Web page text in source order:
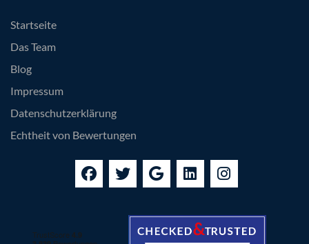
Startseite
Das Team
Blog
Impressum
Datenschutzerklärung
Echtheit von Bewertungen